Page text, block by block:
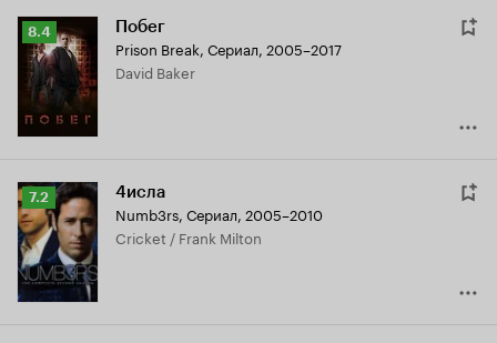
Рейтинг
Кинопоиска
8.4
8.4 Побег
Prison Break, Сериал, 2005–2017
David Baker
Рейтинг
Кинопоиска
7.2
7.2 4исла
Numb3rs, Сериал, 2005–2010
Cricket / Frank Milton